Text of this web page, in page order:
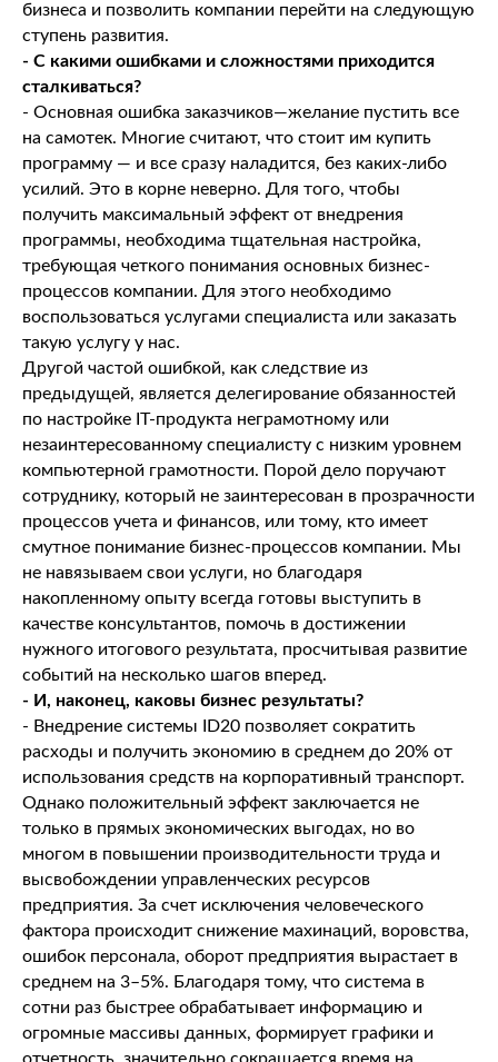
бизнеса и позволить компании перейти на следующую
ступень развития.
- С какими ошибками и сложностями приходится
сталкиваться?
- Основная ошибка заказчиков—желание пустить все
на самотек. Многие считают, что стоит им купить
программу — и все сразу наладится, без каких-либо
усилий. Это в корне неверно. Для того, чтобы
получить максимальный эффект от внедрения
программы, необходима тщательная настройка,
требующая четкого понимания основных бизнес-
процессов компании. Для этого необходимо
воспользоваться услугами специалиста или заказать
такую услугу у нас.
Другой частой ошибкой, как следствие из
предыдущей, является делегирование обязанностей
по настройке IT-продукта неграмотному или
незаинтересованному специалисту с низким уровнем
компьютерной грамотности. Порой дело поручают
сотруднику, который не заинтересован в прозрачности
процессов учета и финансов, или тому, кто имеет
смутное понимание бизнес-процессов компании. Мы
не навязываем свои услуги, но благодаря
накопленному опыту всегда готовы выступить в
качестве консультантов, помочь в достижении
нужного итогового результата, просчитывая развитие
событий на несколько шагов вперед.
- И, наконец, каковы бизнес результаты?
- Внедрение системы ID20 позволяет сократить
расходы и получить экономию в среднем до 20% от
использования средств на корпоративный транспорт.
Однако положительный эффект заключается не
только в прямых экономических выгодах, но во
многом в повышении производительности труда и
высвобождении управленческих ресурсов
предприятия. За счет исключения человеческого
фактора происходит снижение махинаций, воровства,
ошибок персонала, оборот предприятия вырастает в
среднем на 3–5%. Благодаря тому, что система в
сотни раз быстрее обрабатывает информацию и
огромные массивы данных, формирует графики и